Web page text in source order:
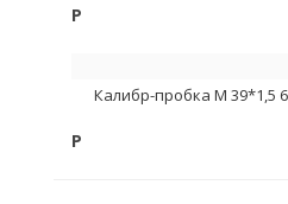
Р
Калибр-пробка М 39*1,5
Р